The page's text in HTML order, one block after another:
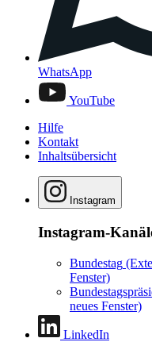
WhatsApp
YouTube
Hilfe
Kontakt
Inhaltsübersicht
Instagram
Instagram-
Bundestag
Fenster)
neues Fenster)
LinkedIn